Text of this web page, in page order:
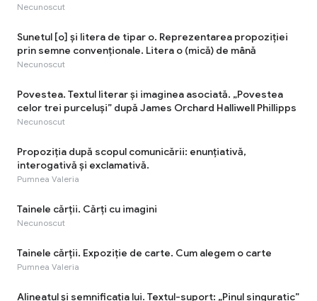
Necunoscut
Sunetul [o] şi litera de tipar o. Reprezentarea propoziției
prin semne convenţionale. Litera o (mică) de mână
Necunoscut
Povestea. Textul literar şi imaginea asociată. „Povestea
celor trei purceluși” după James Orchard Halliwell Phillipps
Necunoscut
Propoziția după scopul comunicării: enunțiativă,
interogativă și exclamativă.
Pumnea Valeria
Tainele cărţii. Cărţi cu imagini
Necunoscut
Tainele cărții. Expoziție de carte. Cum alegem o carte
Pumnea Valeria
Alineatul și semnificația lui. Textul-suport: „Pinul singuratic”